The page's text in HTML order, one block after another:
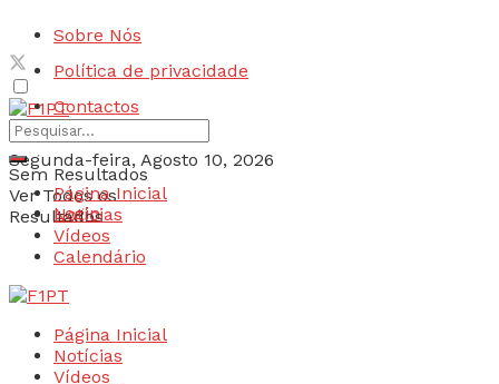
Sobre Nós
Política de privacidade
Contactos
Segunda-feira, Agosto 10, 2026
Login
Sem Resultados
Ver Todos os
Resultados
Página Inicial
Notícias
Vídeos
Calendário
Página Inicial
Notícias
Vídeos